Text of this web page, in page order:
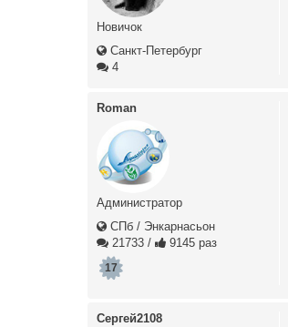
Новичок
Санкт-Петербург
4
Roman
Администратор
СПб / Энкарнасьон
21733 / 9145 раз
17
Сергей2108